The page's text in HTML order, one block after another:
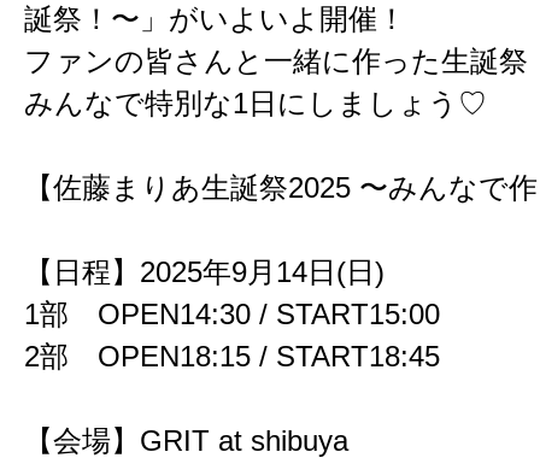
誕祭！〜」がいよいよ開催！
ファンの皆さんと一緒に作った生誕祭
みんなで特別な1日にしましょう♡
【佐藤まりあ生誕祭2025 〜みんなで
【日程】2025年9月14日(日)
1部 OPEN14:30 / START15:00
2部 OPEN18:15 / START18:45
【会場】GRIT at shibuya